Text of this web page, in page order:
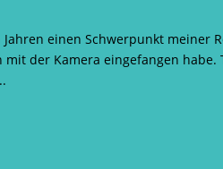
einen Schwerpunkt meiner
der Kamera eingefangen